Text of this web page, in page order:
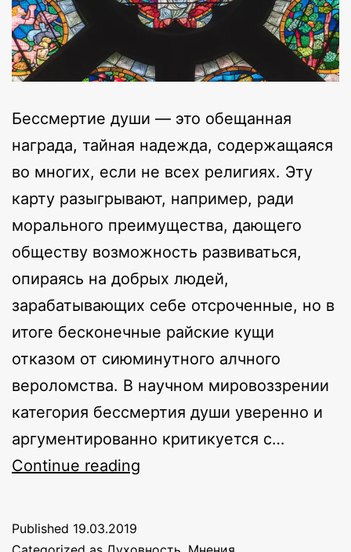
Бессмертие души — это обещанная
награда, тайная надежда, содержащаяся
во многих, если не всех религиях. Эту
карту разыгрывают, например, ради
морального преимущества, дающего
обществу возможность развиваться,
опираясь на добрых людей,
зарабатывающих себе отсроченные, но в
итоге бесконечные райские кущи
отказом от сиюминутного алчного
вероломства. В научном мировоззрении
категория бессмертия души уверенно и
аргументированно критикуется с…
Continue reading
Published 19.03.2019